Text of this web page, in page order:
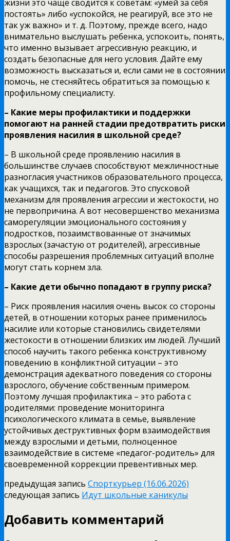
жизни это чаще сводится к советам: «умей за себя
постоять» либо «успокойся, не реагируй, все это не
так уж важно» и т. д. Поэтому, прежде всего, надо
внимательно выслушать ребенка, успокоить, понять,
что именно вызывает агрессивную реакцию, и
создать безопасные для него условия. Дайте ему
возможность высказаться и, если сами не в состоянии
помочь, не стесняйтесь обратиться за помощью к
профильному специалисту.
– Какие меры профилактики и поддержки
помогают на ранней стадии предотвратить риски
проявления насилия в школьной среде?
– В школьной среде проявлению насилия в
большинстве случаев способствуют межличностные
разногласия участников образовательного процесса,
как учащихся, так и педагогов. Это спусковой
механизм для проявления агрессии и жестокости, но
не первопричина. А вот несовершенство механизма
саморегуляции эмоционального состояния у
подростков, позаимствованные от значимых
взрослых (зачастую от родителей), агрессивные
способы разрешения проблемных ситуаций вполне
могут стать корнем зла.
– Какие дети обычно попадают в группу риска?
– Риск проявления насилия очень высок со стороны
детей, в отношении которых ранее применилось
насилие или которые становились свидетелями
жестокости в отношении близких им людей. Лучший
способ научить такого ребенка конструктивному
поведению в конфликтной ситуации – это
демонстрация адекватного поведения со стороны
взрослого, обучение собственным примером.
Поэтому лучшая профилактика – это работа с
родителями: проведение мониторинга
психологического климата в семье, выявление
устойчивых деструктивных форм взаимодействия
между взрослыми и детьми, полноценное
взаимодействие в системе «педагог-родитель» для
своевременной коррекции превентивных мер.
предыдущая запись Спорткурьер (16.06.2026)
следующая запись Идут школьные каникулы
Добавить комментарий